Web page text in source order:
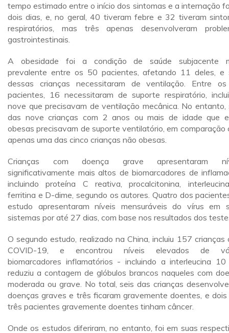
tempo estimado entre o início dos sintomas e a internação
dois dias, e, no geral, 40 tiveram febre e 32 tiveram
respiratórios, mas três apenas desenvolveram
gastrointestinais.
A obesidade foi a condição de saúde subjacente
prevalente entre os 50 pacientes, afetando 11 deles, e
dessas crianças necessitaram de ventilação. Entre
pacientes, 16 necessitaram de suporte respiratório,
nove que precisavam de ventilação mecânica. No entanto,
das nove crianças com 2 anos ou mais de idade que
obesas precisavam de suporte ventilatório, em comparação
apenas uma das cinco crianças não obesas.
Crianças com doença grave apresentaram
significativamente mais altos de biomarcadores de
incluindo proteína C reativa, procalcitonina,
ferritina e D-dime, segundo os autores. Quatro dos
estudo apresentaram níveis mensuráveis ​​do vírus em
sistemas por até 27 dias, com base nos resultados dos
O segundo estudo, realizado na China, incluiu 157 crianças
COVID-19, e encontrou níveis elevados de
biomarcadores inflamatórios - incluindo a interleucina
reduziu a contagem de glóbulos brancos naqueles com
moderada ou grave. No total, seis das crianças
doenças graves e três ficaram gravemente doentes, e dois
três pacientes gravemente doentes tinham câncer.
Onde os estudos diferiram, no entanto, foi em suas